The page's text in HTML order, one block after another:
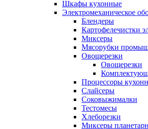
Шкафы кухонные
Электромеханическое
Блендеры
Картофелечистки
Миксеры
Мясорубки
Овощерезки
Овощерезки
Процессоры
Слайсеры
Соковыжималки
Тестомесы
Хлеборезки
Миксеры